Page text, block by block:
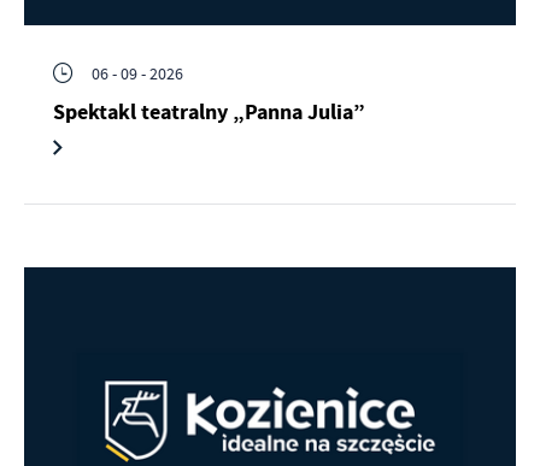
06 - 09 - 2026
Spektakl teatralny „Panna Julia”